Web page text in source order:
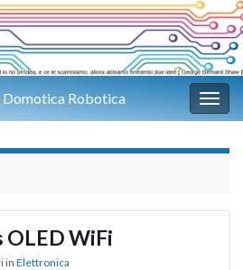
Robotica
WiFi
in Elettronica